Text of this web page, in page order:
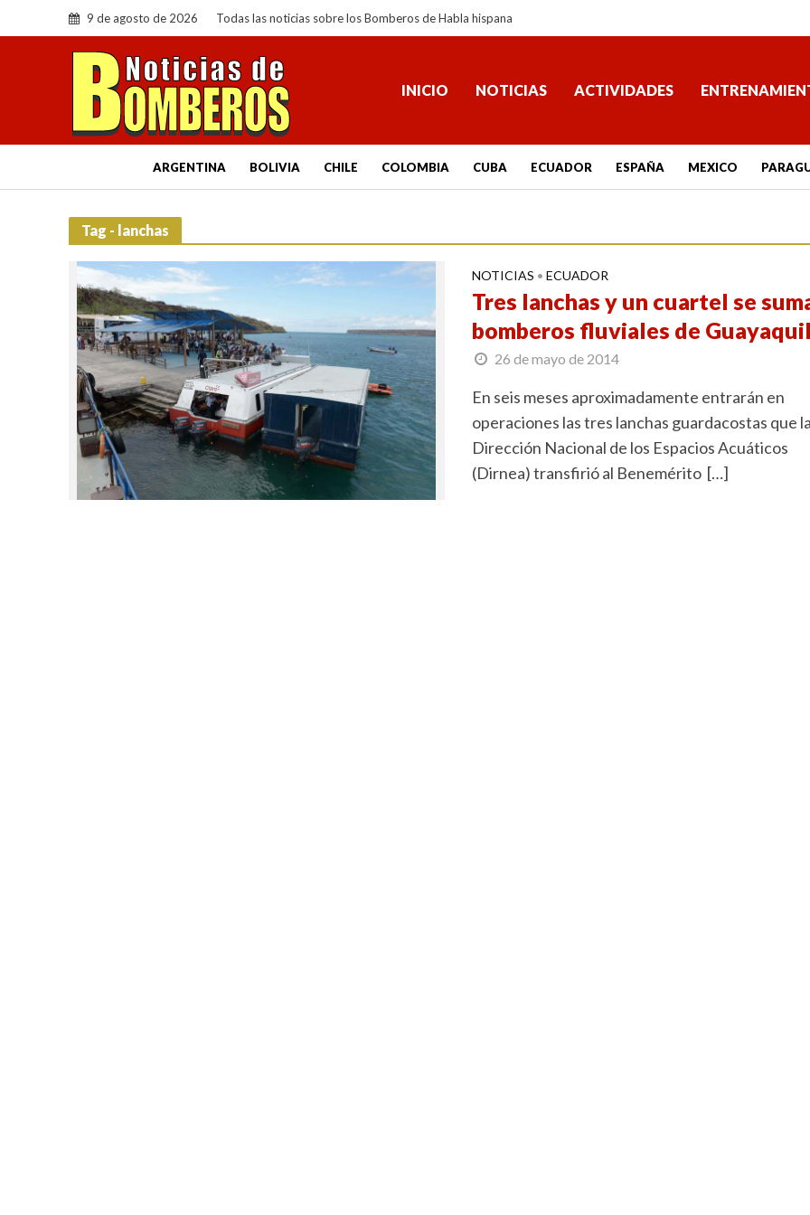
9 de agosto de 2026 Todas las noticias sobre los Bomberos de Habla hispana
INICIO NOTICIAS ACTIVIDADES
ARGENTINA BOLIVIA CHILE COLOMBIA CUBA ECUADOR ESPAÑA MEXICO
Tag - lanchas
NOTICIAS • ECUADOR
Tres lanchas y un cuartel se
bomberos fluviales de
26 de mayo de 2014
En seis meses aproximadamente entrarán en
operaciones las tres lanchas guardacostas que
Dirección Nacional de los Espacios Acuáticos
(Dirnea) transfirió al Benemérito […]